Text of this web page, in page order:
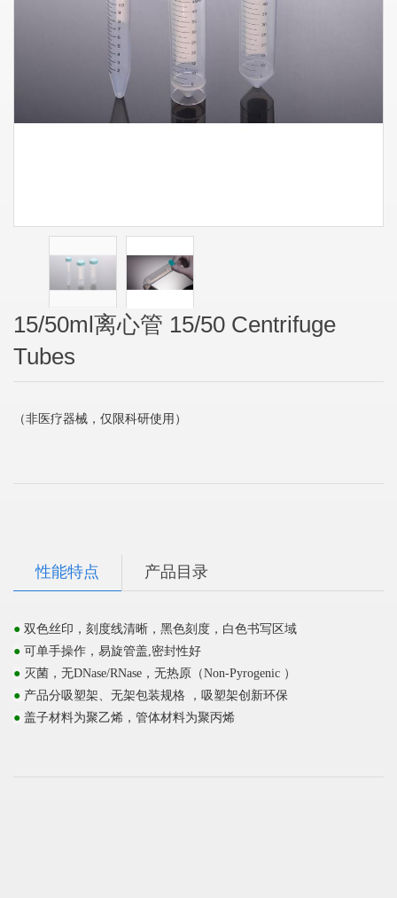
15/50ml离心管 15/50 Centrifuge
Tubes
（非医疗器械，仅限科研使用）
性能特点 产品目录
● 双色丝印，刻度线清晰，黑色刻度，白色书写区域
● 可单手操作，易旋管盖 密封性好
● 灭菌，无DNase/RNase ， 无热原（Non-Pyrogenic ）
● 产品分吸塑架、无架包装规格 ，吸塑架创新环保
● 盖子材料为聚乙烯，管体材料为聚丙烯